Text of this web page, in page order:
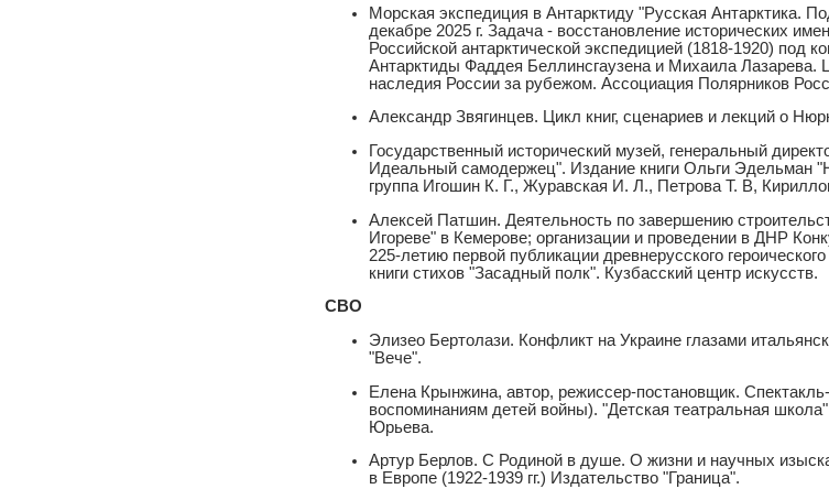
Морская экспедиция в Антарктиду "Русская Антарктика.
декабре 2025 г. Задача - восстановление исторических
Российской антарктической экспедицией (1818-1920) под
Антарктиды Фаддея Беллинсгаузена и Михаила Лазарева.
наследия России за рубежом. Ассоциация Полярников
Александр Звягинцев. Цикл книг, сценариев и лекций о
Государственный исторический музей, генеральный
Идеальный самодержец". Издание книги Ольги Эдельман
группа Игошин К. Г., Журавская И. Л., Петрова Т. В,
Алексей Патшин. Деятельность по завершению
Игореве" в Кемерове; организации и проведении в ДНР
225-летию первой публикации древнерусского
книги стихов "Засадный полк". Кузбасский центр искусств.
СВО
Элизео Бертолази. Конфликт на Украине глазами
"Вече".
Елена Крынжина, автор, режиссер-постановщик.
воспоминаниям детей войны). "Детская театральная
Юрьева.
Артур Берлов. С Родиной в душе. О жизни и научных
в Европе (1922-1939 гг.) Издательство "Граница".